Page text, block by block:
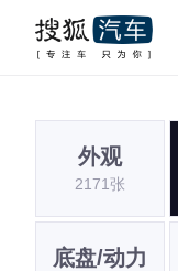
外观
2171张
底盘/动力